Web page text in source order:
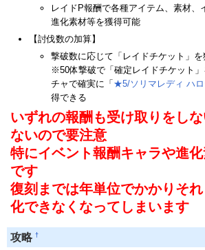
レイドP報酬で各種アイテム、素材、
進化素材等を獲得可能
【討伐数の加算】
撃破数に応じて「レイドチケット」を
※50体撃破で「確定レイドチケット
チャで確実に「★5/ソリマレディ ハロ
得できる
いずれの報酬も受け取りをし
ないので要注意
特にイベント報酬キャラや進
です
復刻までは年単位でかかりそ
化できなくなってしまいます
攻略 †